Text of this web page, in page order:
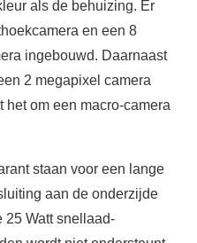
als de behuizing. Er
en een 8
ingebouwd. Daarnaast
2 megapixel camera
om een macro-camera
staan voor een lange
aan de onderzijde
25 Watt snellaad-